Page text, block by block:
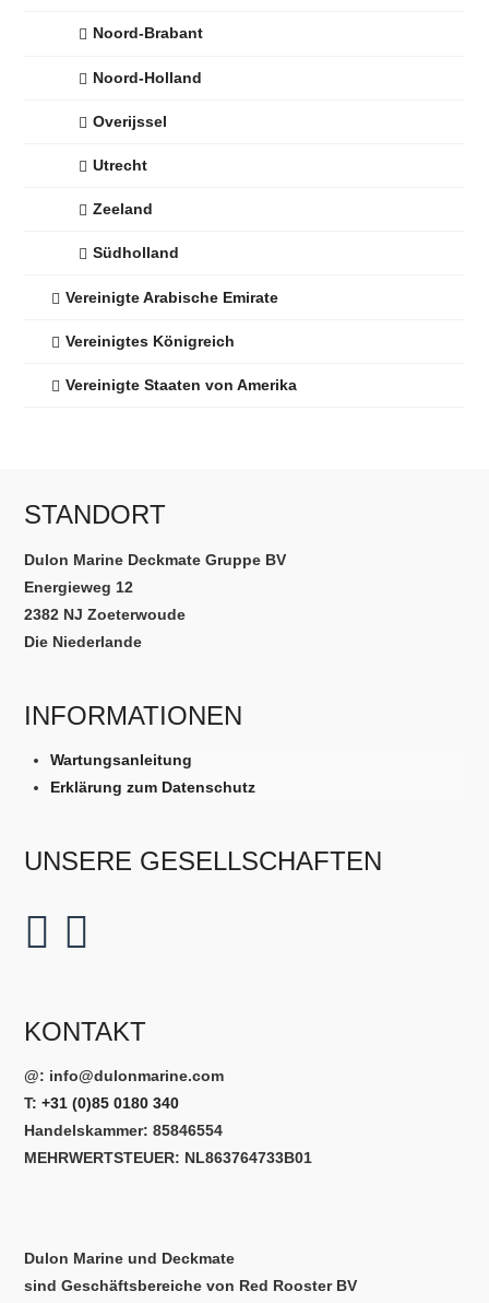
Noord-Brabant
Noord-Holland
Overijssel
Utrecht
Zeeland
Südholland
Vereinigte Arabische Emirate
Vereinigtes Königreich
Vereinigte Staaten von Amerika
STANDORT
Dulon Marine Deckmate Gruppe BV
Energieweg 12
2382 NJ Zoeterwoude
Die Niederlande
INFORMATIONEN
Wartungsanleitung
Erklärung zum Datenschutz
UNSERE GESELLSCHAFTEN
KONTAKT
@: info@dulonmarine.com
T: +31 (0)85 0180 340
Handelskammer: 85846554
MEHRWERTSTEUER: NL863764733B01
Dulon Marine und Deckmate
sind Geschäftsbereiche von Red Rooster BV